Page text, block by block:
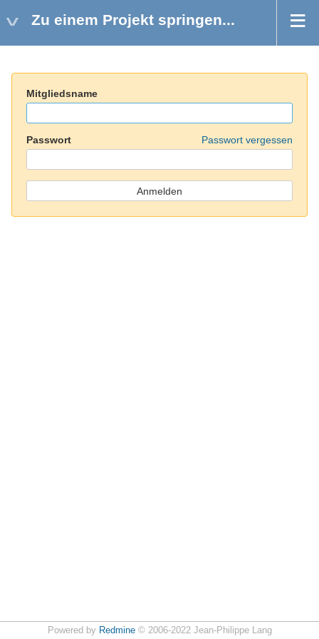
Zu einem Projekt springen...
Mitgliedsname
Passwort Passwort vergessen
Powered by Redmine© 2006-2022 Jean-Philippe Lang